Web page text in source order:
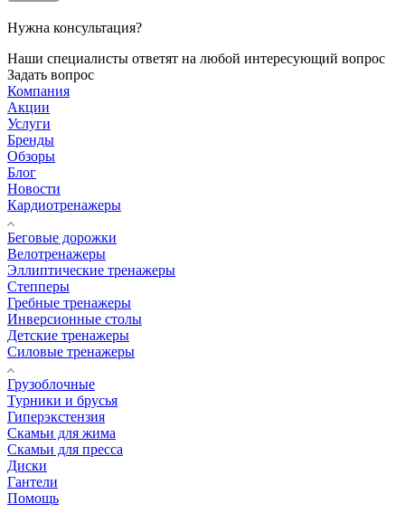
Нужна консультация?
Наши специалисты ответят на любой интересующий вопрос
Задать вопрос
Компания
Акции
Услуги
Бренды
Обзоры
Блог
Новости
Кардиотренажеры
Беговые дорожки
Велотренажеры
Эллиптические тренажеры
Степперы
Гребные тренажеры
Инверсионные столы
Детские тренажеры
Силовые тренажеры
Грузоблочные
Турники и брусья
Гиперэкстензия
Скамьи для жима
Скамьи для пресса
Диски
Гантели
Помощь